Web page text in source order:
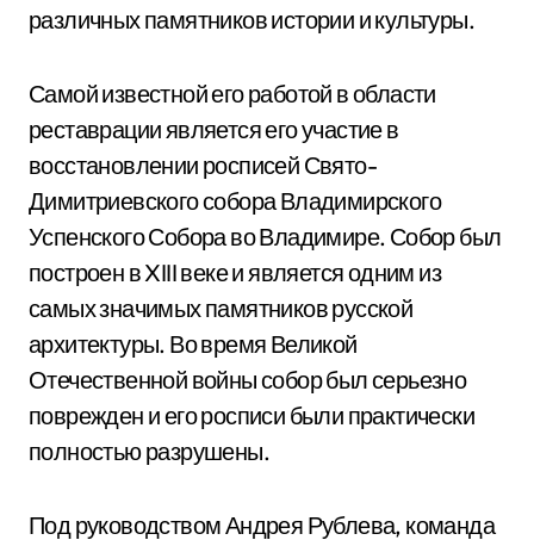
различных памятников истории и культуры.
Самой известной его работой в области
реставрации является его участие в
восстановлении росписей Свято-
Димитриевского собора Владимирского
Успенского Собора во Владимире. Собор был
построен в XIII веке и является одним из
самых значимых памятников русской
архитектуры. Во время Великой
Отечественной войны собор был серьезно
поврежден и его росписи были практически
полностью разрушены.
Под руководством Андрея Рублева, команда